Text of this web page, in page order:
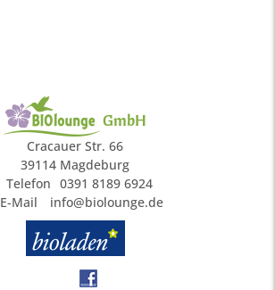
GmbH
Cracauer Str. 66
39114 Magdeburg
Telefon 0391 8189 6924
E-Mail
info@biolounge.de